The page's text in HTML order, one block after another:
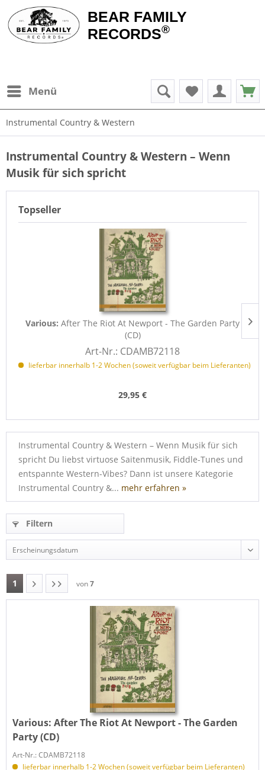
BEAR FAMILY
RECORDS®
Menü
Instrumental Country & Western
Instrumental Country & Western – Wenn
Musik für sich spricht
Topseller
Various: After The Riot At Newport - The Garden Party
(CD)
Art-Nr.: CDAMB72118
lieferbar innerhalb 1-2 Wochen (soweit verfügbar beim Lieferanten)
29,95 €
Instrumental Country & Western – Wenn Musik für sich
spricht Du liebst virtuose Saitenmusik, Fiddle-Tunes und
entspannte Western-Vibes? Dann ist unsere Kategorie
Instrumental Country &... mehr erfahren »
Filtern
1 von7
Various:After The Riot At Newport - The Garden
Party (CD)
Art-Nr.: CDAMB72118
lieferbar innerhalb 1-2 Wochen (soweit verfügbar beim Lieferanten)